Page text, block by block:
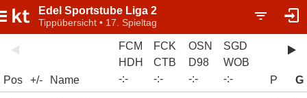
Edel Sportstube Liga 2
Tippübersicht • 17. Spieltag
Pos +/- Name
FCM
HDH
-:-
FCK
CTB
-:-
OSN
D98
-:-
SGD
WOB
-:- P G